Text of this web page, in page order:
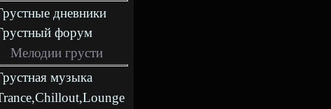
дневники
форум
Мелодии грусти
музыка